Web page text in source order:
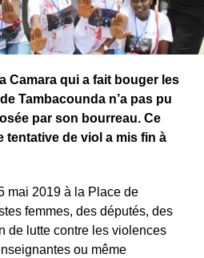
Camara qui a fait bouger les
Tambacounda n’a pas pu
par son bourreau. Ce
tentative de viol a mis fin à
mai 2019 à la Place de
femmes, des députés, des
de lutte contre les violences
ou même